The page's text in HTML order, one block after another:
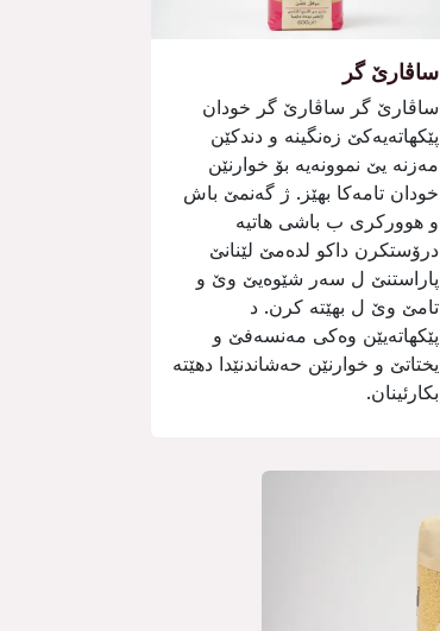
ساڤارێ گر
ساڤارێ گر ساڤارێ گر خودان
پێكھاتەیەكێ زەنگینە و دندكێن
مەزنە یێ نموونەیە بۆ خوارنێن
خودان تامەكا بھێز. ژ گەنمێ باش
و ھووركری ب باشی ھاتیە
درۆستكرن داكو لدەمێ لێنانێ
پاراستنێ ل سەر شێوەیێ وێ و
تامێ وێ ل بھێتە كرن. د
پێكھاتەیێن وەكی مەنسەفێ و
یختاتێ و خوارنێن حەشاندنێدا دھێتە
بكارئینان.